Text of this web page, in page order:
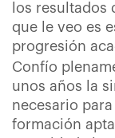
los resultados
que le veo es
progresión
Confío
unos años la
necesario
formación